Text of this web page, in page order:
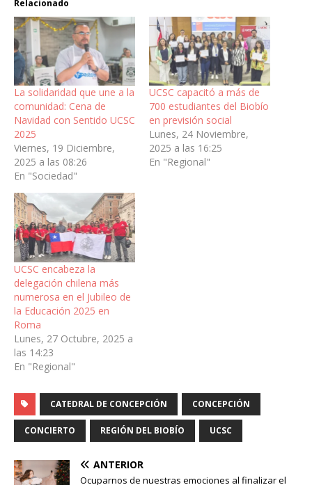
Relacionado
La solidaridad que une a la
comunidad: Cena de
Navidad con Sentido UCSC
2025
Viernes, 19 Diciembre,
2025 a las 08:26
En "Sociedad"
UCSC capacitó a más de
700 estudiantes del Biobío
en previsión social
Lunes, 24 Noviembre,
2025 a las 16:25
En "Regional"
UCSC encabeza la
delegación chilena más
numerosa en el Jubileo de
la Educación 2025 en
Roma
Lunes, 27 Octubre, 2025 a
las 14:23
En "Regional"
CATEDRAL DE CONCEPCIÓN CONCEPCIÓN
CONCIERTO REGIÓN DEL BIOBÍO UCSC
ANTERIOR
Ocuparnos de nuestras emociones al finalizar el